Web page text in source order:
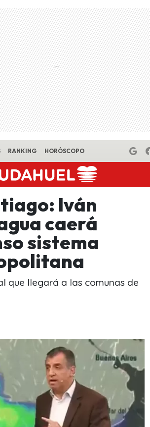
RANKING HORÓSCOPO
Iván
caerá
sistema
que llegará a las comunas de